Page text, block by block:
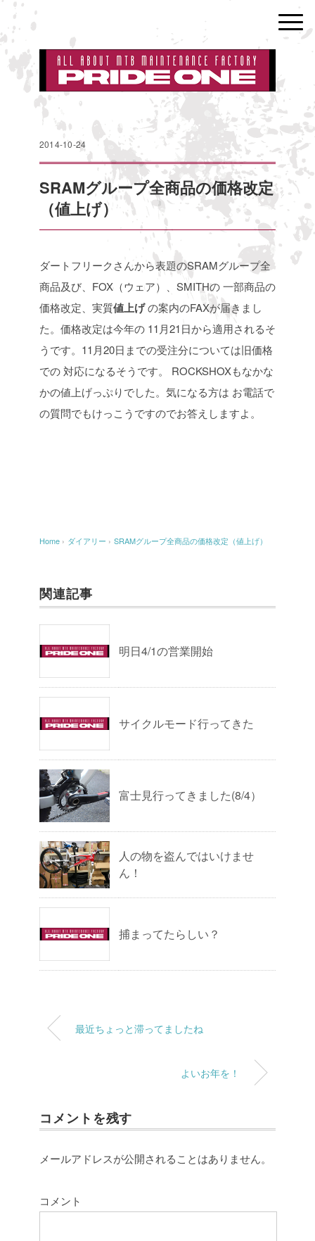
2014-10-24
SRAMグループ全商品の価格改定
（値上げ）
ダートフリークさんから表題のSRAMグループ全
商品及び、FOX（ウェア）、SMITHの一部商品の
価格改定、実質値上げの案内のFAXが届きまし
た。価格改定は今年の 11月21日から適用されるそ
うです。11月20日までの受注分については旧価格
での対応になるそうです。 ROCKSHOXもなかな
かの値上げっぷりでした。気になる方は お電話で
の質問でもけっこうですのでお答えしますよ。
Home › ダイアリー › SRAMグループ全商品の価格改定（値上げ）
関連記事
明日4/1の営業開始
サイクルモード行ってきた
富士見行ってきました(8/4）
人の物を盗んではいけませ
ん！
捕まってたらしい？
最近ちょっと滞ってましたね
よいお年を！
コメントを残す
メールアドレスが公開されることはありません。
コメント